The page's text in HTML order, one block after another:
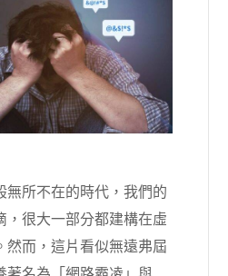
無所不在的時代，我們的
，很大一部分都建構在虛
然而，這片看似無遠弗屆